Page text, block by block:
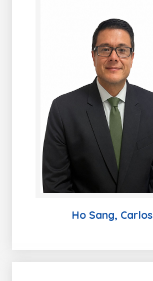
Ho Sang, Carlos